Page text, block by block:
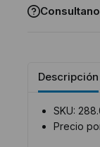
Descripción
SKU:
Precio